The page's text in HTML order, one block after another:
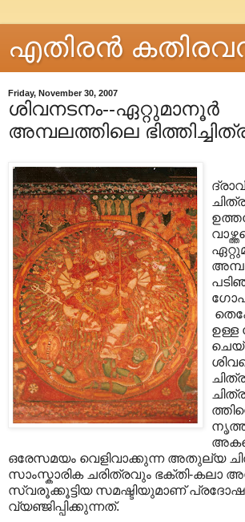
എതിരന്‍
Friday, November 30, 2007
ശിവനടനം--ഏറ്റുമാനൂര്‍
അമ്പലത്തിലെ
ഉള്ള
ഒരേസമയം വെളിവാക്കുന്ന അതുല്യ
സാംസ്കാരിക ചരിത്രവും ഭക്തി-കലാ
സ്വരൂക്കൂട്ടിയ സമഷ്ടിയുമാണ്
വ്യഞ്ജിപ്പിക്കുന്നത്.